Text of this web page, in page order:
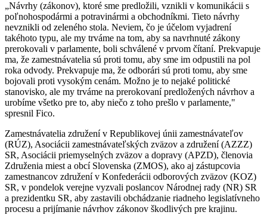
„Návrhy (zákonov), ktoré sme predložili, vznikli v komunikácii s
poľnohospodármi a potravinármi a obchodníkmi. Tieto návrhy
nevznikli od zeleného stola. Neviem, čo je účelom vyjadrení
takéhoto typu, ale my trváme na tom, aby sa navrhnuté zákony
prerokovali v parlamente, boli schválené v prvom čítaní. Prekvapuje
ma, že zamestnávatelia sú proti tomu, aby sme im odpustili na pol
roka odvody. Prekvapuje ma, že odborári sú proti tomu, aby sme
bojovali proti vysokým cenám. Možno je to nejaké politické
stanovisko, ale my trváme na prerokovaní predložených návrhov a
urobíme všetko pre to, aby niečo z toho prešlo v parlamente,"
spresnil Fico.
Zamestnávatelia združení v Republikovej únii zamestnávateľov
(RÚZ), Asociácii zamestnávateľských zväzov a združení (AZZZ)
SR, Asociácii priemyselných zväzov a dopravy (APZD), členovia
Združenia miest a obcí Slovenska (ZMOS), ako aj zástupcovia
zamestnancov združení v Konfederácii odborových zväzov (KOZ)
SR, v pondelok verejne vyzvali poslancov Národnej rady (NR) SR
a prezidentku SR, aby zastavili obchádzanie riadneho legislatívneho
procesu a prijímanie návrhov zákonov škodlivých pre krajinu.